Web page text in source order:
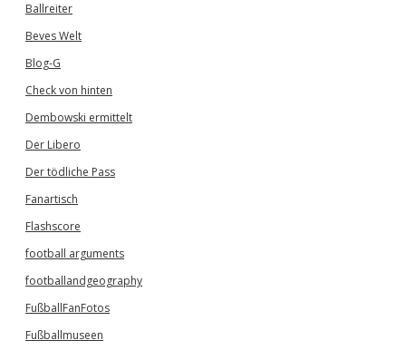
Ballreiter
Beves Welt
Blog-G
Check von hinten
Dembowski ermittelt
Der Libero
Der tödliche Pass
Fanartisch
Flashscore
football arguments
footballandgeography
FußballFanFotos
Fußballmuseen